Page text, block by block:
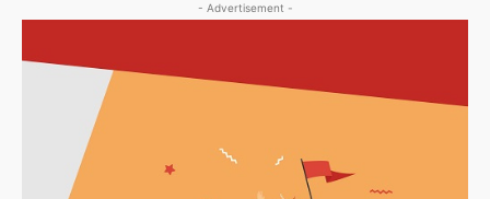
- Advertisement -